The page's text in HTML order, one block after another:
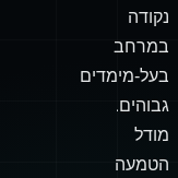
נקודה
במרחב
בעל‑מימדים
גבוהים.
מודל
הטמעה